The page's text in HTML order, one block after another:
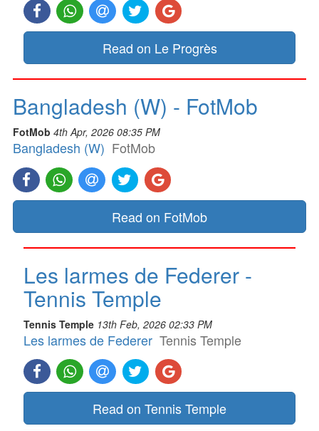
Read on Le Progrès
Bangladesh (W) - FotMob
FotMob 4th Apr, 2026 08:35 PM
Bangladesh (W) FotMob
Read on FotMob
Les larmes de Federer -
Tennis Temple
Tennis Temple 13th Feb, 2026 02:33 PM
Les larmes de Federer Tennis Temple
Read on Tennis Temple